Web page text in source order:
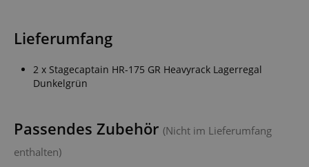
Lieferumfang
2 x Stagecaptain HR-175 GR Heavyrack Lagerregal
Dunkelgrün
Passendes Zubehör (Nicht im Lieferumfang
enthalten)